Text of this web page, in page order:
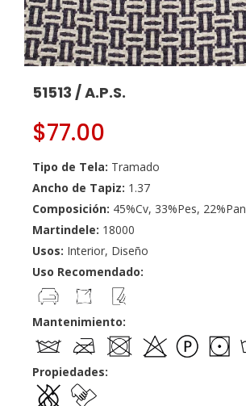
51513 / A.P.S.
$77.00
Tipo de Tela: Tramado
Ancho de Tapiz: 1.37
Composición: 45%Cv, 33%Pes, 22%Pan
Martindele: 18000
Usos: Interior, Diseño
Uso Recomendado:
Mantenimiento:
Propiedades: